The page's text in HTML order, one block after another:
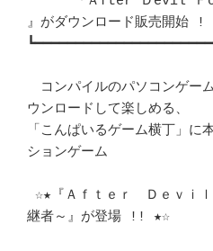
』がダウンロード販売開始 !
コンパイルのパソコンゲー
ウンロードして楽しめる、
「こんぱいるゲーム横丁」に
ションゲーム
継者～』が登場 !! ★☆